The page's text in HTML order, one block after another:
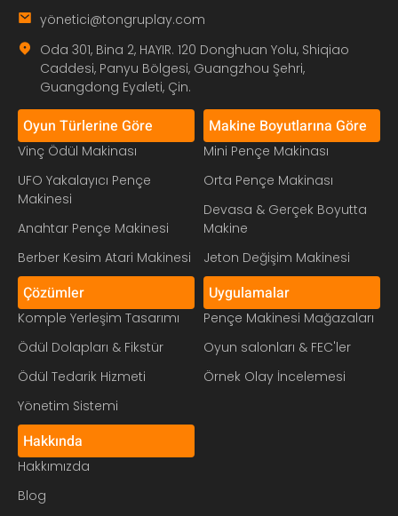
yönetici@tongruplay.com
Oda 301, Bina 2, HAYIR. 120 Donghuan Yolu, Shiqiao
Caddesi, Panyu Bölgesi, Guangzhou Şehri,
Guangdong Eyaleti, Çin.
Oyun Türlerine Göre
Vinç Ödül Makinası
UFO Yakalayıcı Pençe
Makinesi
Anahtar Pençe Makinesi
Berber Kesim Atari Makinesi
Makine Boyutlarına Göre
Mini Pençe Makinası
Orta Pençe Makinası
Devasa & Gerçek Boyutta
Makine
Jeton Değişim Makinesi
Çözümler
Komple Yerleşim Tasarımı
Ödül Dolapları & Fikstür
Ödül Tedarik Hizmeti
Yönetim Sistemi
Uygulamalar
Pençe Makinesi Mağazaları
Oyun salonları & FEC'ler
Örnek Olay İncelemesi
Hakkında
Hakkımızda
Blog